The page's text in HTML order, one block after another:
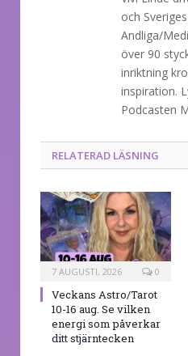
och
Andliga/
över 90
inriktning
inspiration.
Podcasten
RELATERAD LÄSNING
7 AUGUSTI, 2026 0
Veckans Astro/Tarot
10-16 aug. Se vilken
energi som påverkar
ditt stjärntecken